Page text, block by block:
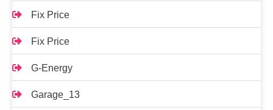
Fix Price
Fix Price
G-Energy
Garage_13